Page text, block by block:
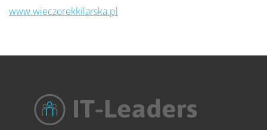
www.wieczorekkilarska.pl